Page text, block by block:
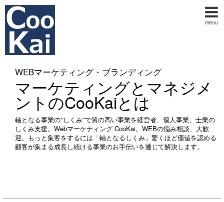
menu
WEBマーケティング・ブランディング
マーケティングとマネジメ
ントのCooKaiとは
軸となる事業の"しくみ"で質の高い事業を経営者、個人事業、士業の
しくみ支援。Webマーケティング CooKai。WEBの悩み相談、大歓
迎。もっと集客をするには「軸となるしくみ」驚くほど価値を認める
顧客が集まる成長し続ける事業のお手伝いを通じて解決します。